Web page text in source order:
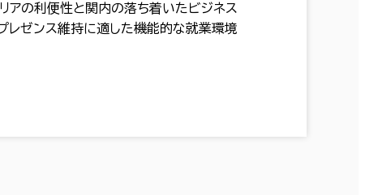
の利便性と関内の落ち着いたビジネス
レゼンス維持に適した機能的な就業環境